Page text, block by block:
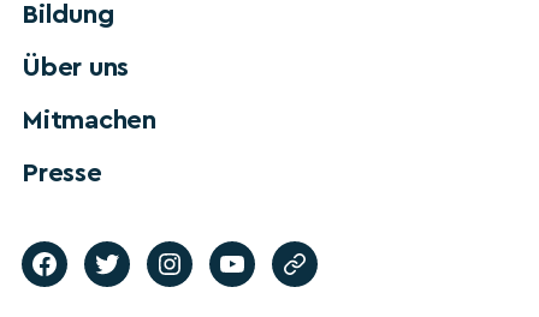
Bildung
Über uns
Mitmachen
Presse